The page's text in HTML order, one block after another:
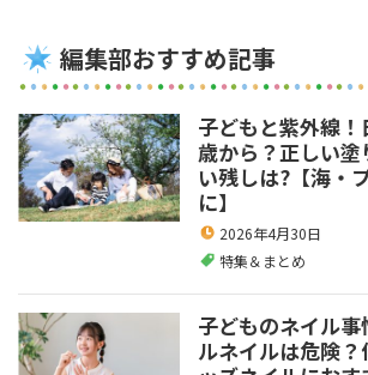
編集部おすすめ記事
子どもと紫外線
歳から？正しい
い残しは?【海・
に】
2026年4月30日
特集＆まとめ
子どものネイル
ルネイルは危険